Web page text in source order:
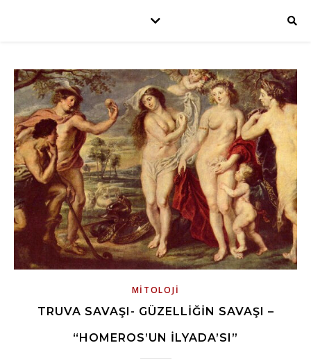
MITOLOJI
TRUVA SAVAŞI- GÜZELLIĞIN SAVAŞI –
“HOMEROS’UN İLYADA’SI”